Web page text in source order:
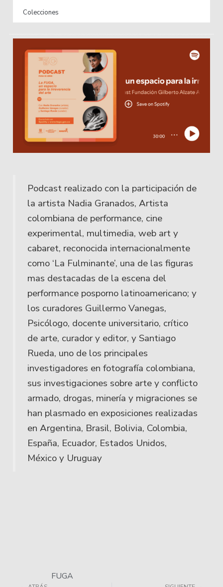
Colecciones
Podcast realizado con la participación de
la artista Nadia Granados, Artista
colombiana de performance, cine
experimental, multimedia, web art y
cabaret, reconocida internacionalmente
como ‘La Fulminante’, una de las figuras
mas destacadas de la escena del
performance posporno latinoamericano; y
los curadores Guillermo Vanegas,
Psicólogo, docente universitario, crítico
de arte, curador y editor, y Santiago
Rueda, uno de los principales
investigadores en fotografía colombiana,
sus investigaciones sobre arte y conflicto
armado, drogas, minería y migraciones se
han plasmado en exposiciones realizadas
en Argentina, Brasil, Bolivia, Colombia,
España, Ecuador, Estados Unidos,
México y Uruguay
FUGA